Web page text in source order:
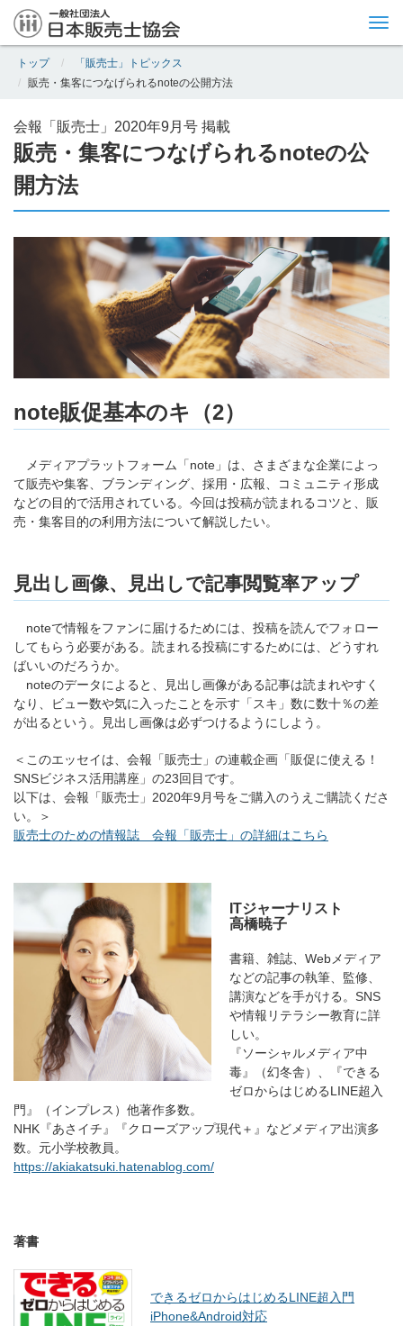
トップ
「販売士」トピックス
販売・集客につなげられるnoteの公開方法
会報「販売士」2020年9月号 掲載
販売・集客につなげられるnoteの公
開方法
note販促基本のキ（2）
メディアプラットフォーム「note」は、さまざまな企業によっ
て販売や集客、ブランディング、採用・広報、コミュニティ形成
などの目的で活用されている。今回は投稿が読まれるコツと、販
売・集客目的の利用方法について解説したい。
見出し画像、見出しで記事閲覧率アップ
noteで情報をファンに届けるためには、投稿を読んでフォロー
してもらう必要がある。読まれる投稿にするためには、どうすれ
ばいいのだろうか。
noteのデータによると、見出し画像がある記事は読まれやすく
なり、ビュー数や気に入ったことを示す「スキ」数に数十％の差
が出るという。見出し画像は必ずつけるようにしよう。
＜このエッセイは、会報「販売士」の連載企画「販促に使える！
SNSビジネス活用講座」の23回目です。
以下は、会報「販売士」2020年9月号をご購入のうえご購読くださ
い。＞
販売士のための情報誌 会報「販売士」の詳細はこちら
ITジャーナリスト
高橋暁子
書籍、雑誌、Webメディア
などの記事の執筆、監修、
講演などを手がける。SNS
や情報リテラシー教育に詳
しい。
『ソーシャルメディア中
毒』（幻冬舎）、『できる
ゼロからはじめるLINE超入
門』（インプレス）他著作多数。
NHK『あさイチ』『クローズアップ現代＋』などメディア出演多
数。元小学校教員。
https://akiakatsuki.hatenablog.com/
著書
できるゼロからはじめるLINE超入門
iPhone&Android対応